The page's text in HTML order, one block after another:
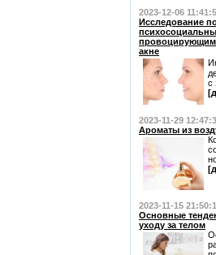
2023-12-06
Исследование
провоцирующим
акне
с
2023-11-29
Ароматы из
2023-11-15
Основные
уходу за телом